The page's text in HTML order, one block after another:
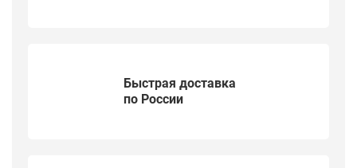
Быстрая доставка
по России